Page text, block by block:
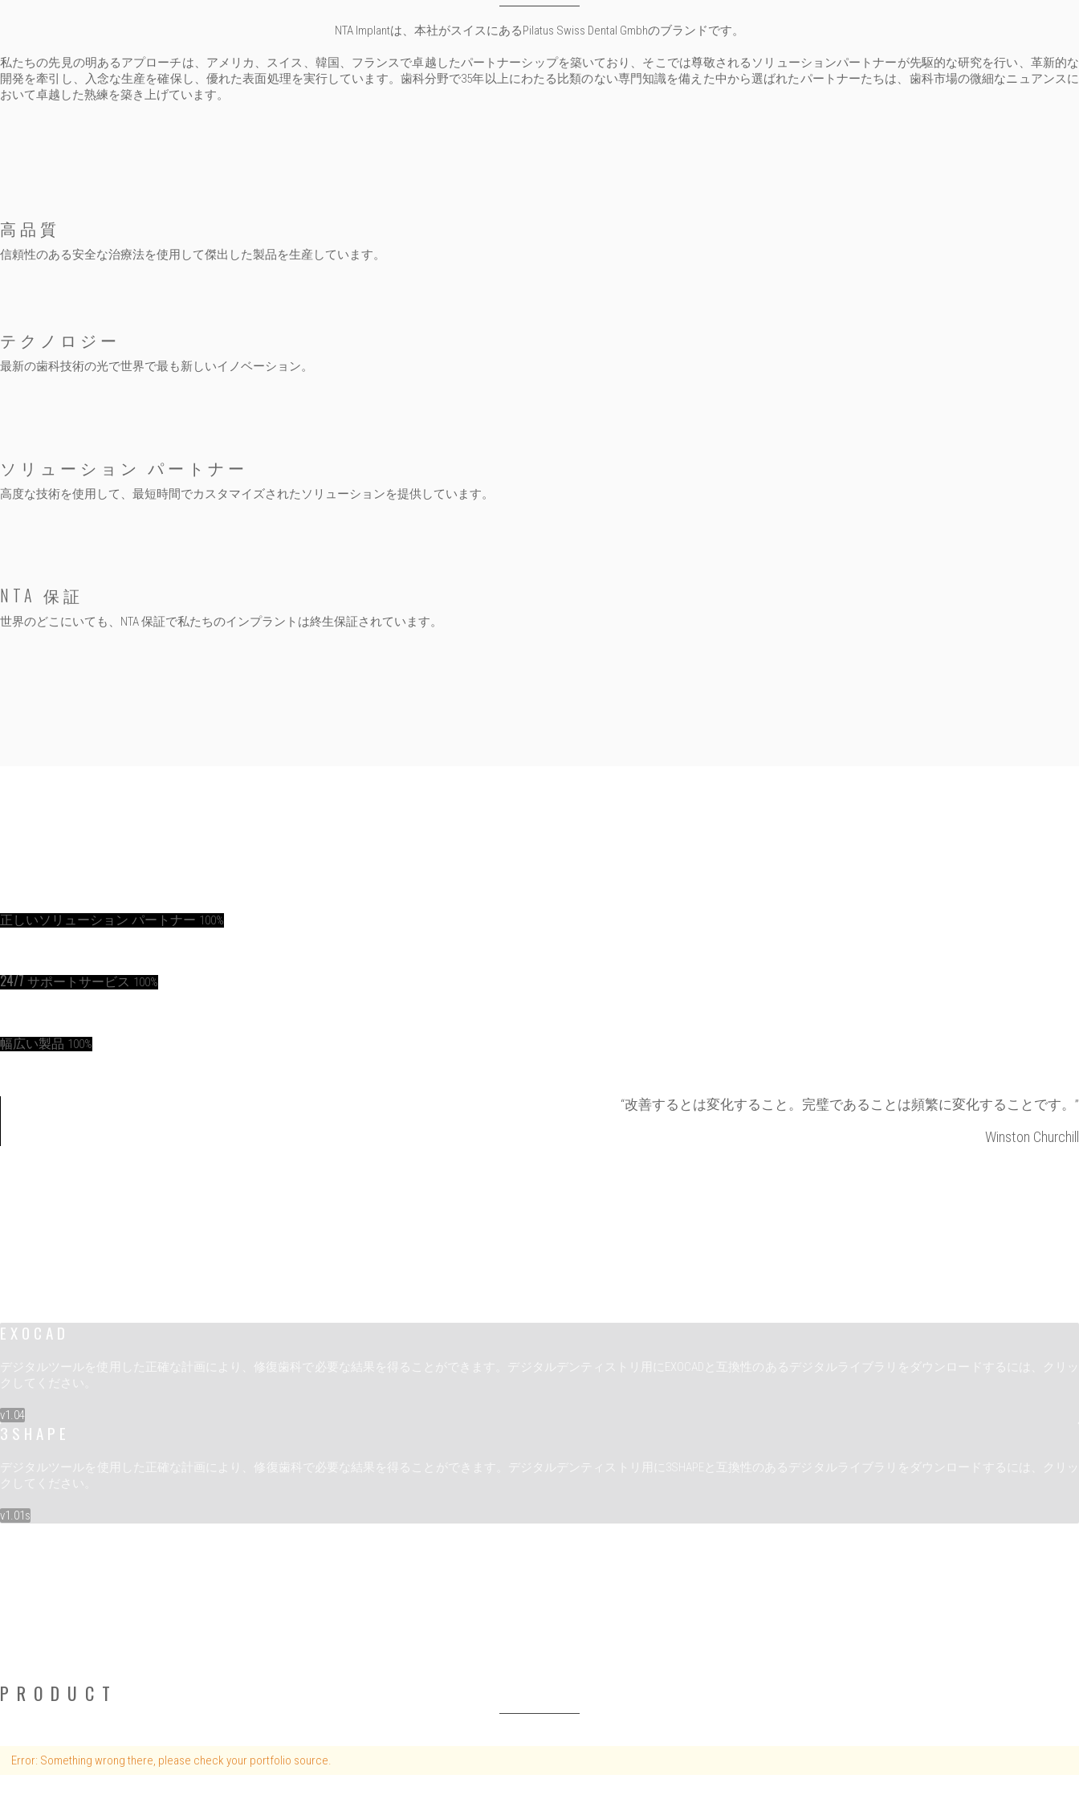
NTA Implantは、本社がスイスにあるPilatus Swiss Dental Gmbhのブランドです。
私たちの先見の明あるアプローチは、アメリカ、スイス、韓国、フランスで卓越したパートナーシップを築いており、そこでは尊敬されるソリューションパートナーが先駆的な研究を行い、革新的な
開発を牽引し、入念な生産を確保し、優れた表面処理を実行しています。歯科分野で35年以上にわたる比類のない専門知識を備えた中から選ばれたパートナーたちは、歯科市場の微細なニュアンスに
おいて卓越した熟練を築き上げています。
高品質
信頼性のある安全な治療法を使用して傑出した製品を生産しています。
テクノロジー
最新の歯科技術の光で世界で最も新しいイノベーション。
ソリューション パートナー
高度な技術を使用して、最短時間でカスタマイズされたソリューションを提供しています。
NTA 保証
世界のどこにいても、NTA 保証で私たちのインプラントは終生保証されています。
正しいソリューション パートナー100%
24/7 サポートサービス100%
幅広い製品100%
“改善するとは変化すること。完璧であることは頻繁に変化することです。”
Winston Churchill
EXOCAD
デジタルツールを使用した正確な計画により、修復歯科で必要な結果を得ることができます。デジタルデンティストリ用にEXOCADと互換性のあるデジタルライブラリをダウンロードするには、クリッ
クしてください。
v1.04
3SHAPE
デジタルツールを使用した正確な計画により、修復歯科で必要な結果を得ることができます。デジタルデンティストリ用に3SHAPEと互換性のあるデジタルライブラリをダウンロードするには、クリッ
クしてください。
v1.01s
PRODUCT
Error: Something wrong there, please check your portfolio source.